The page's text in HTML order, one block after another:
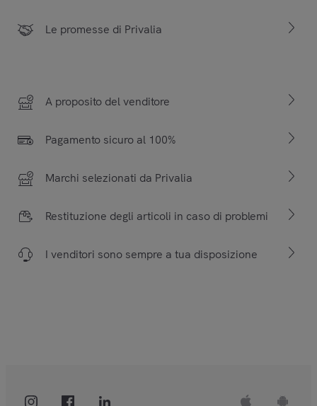
Le promesse di Privalia
A proposito del venditore
Pagamento sicuro al 100%
Marchi selezionati da Privalia
Restituzione degli articoli in caso di problemi
I venditori sono sempre a tua disposizione